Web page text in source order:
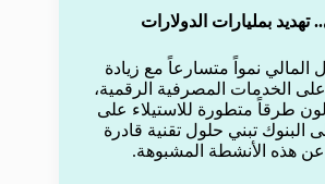
تهديد بمليارات الدولارات
المالي نمواً متسارعاً مع زيادة
الخدمات المصرفية الرقمية،
طرقاً متطورة للاستيلاء على
البنوك تبني حلول تقنية قادرة
هذه الأنشطة المشبوهة.